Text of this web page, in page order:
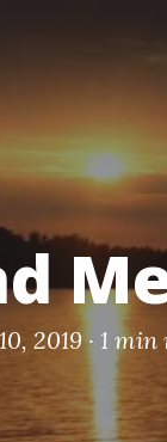
2019 · 1 min